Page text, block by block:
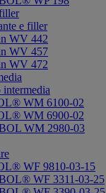
e filler
WV 442
WV 457
WV 472
intermedia
WM 6100-02
WM 6900-02
WM 2980-03
WF 9810-03-15
WF 3311-03-25